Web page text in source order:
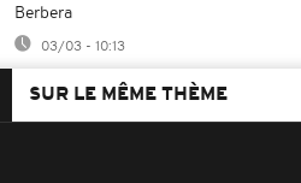
Berbera
03/03 - 10:13
SUR LE MÊME THÈME